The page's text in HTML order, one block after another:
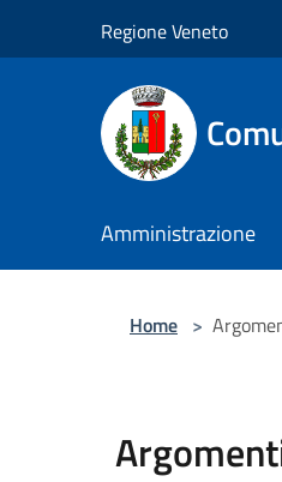
Regione Veneto
Amministrazione
Home >